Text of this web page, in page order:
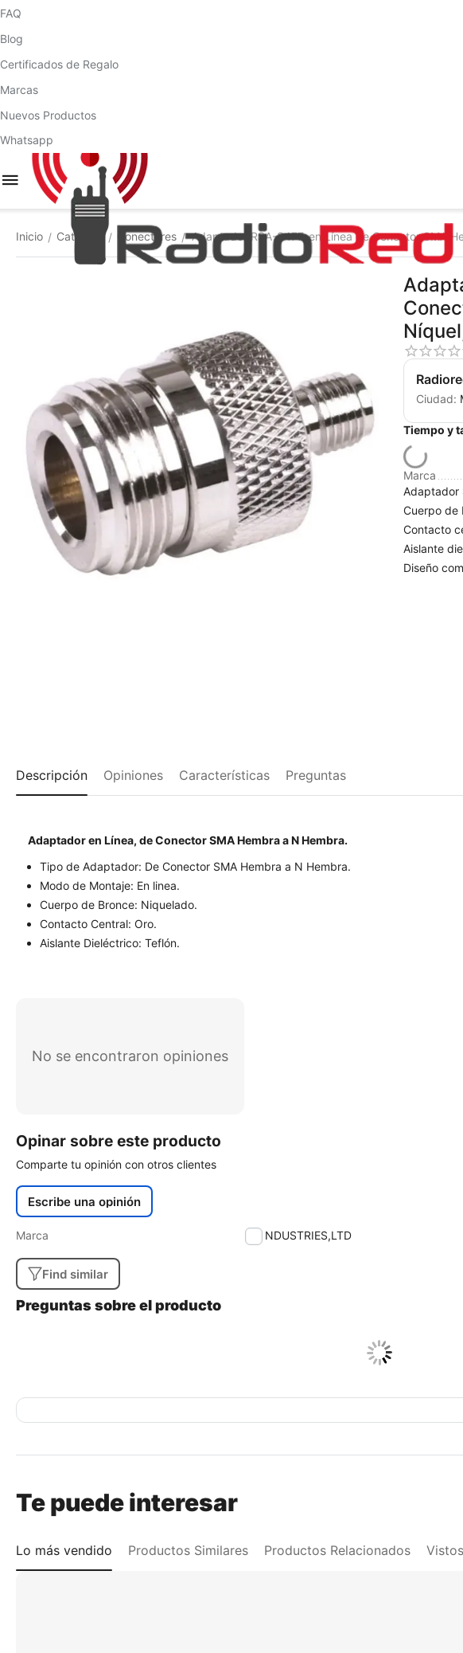
FAQ
Blog
Certificados de Regalo
Marcas
Nuevos Productos
Whatsapp
Inicio / Catálogo / Conectores / Adaptador RSA-3477, en Línea de Conector SMA
Ciudad:
Tiempo y
Marca
Adaptador
Cuerpo de
Contacto
Aislante
Diseño
Descripción Opiniones Características Preguntas
Adaptador en Línea, de Conector SMA Hembra a N Hembra.
Tipo de Adaptador: De Conector SMA Hembra a N Hembra.
Modo de Montaje: En linea.
Cuerpo de Bronce: Niquelado.
Contacto Central: Oro.
Aislante Dieléctrico: Teflón.
No se encontraron opiniones
Opinar sobre este producto
Comparte tu opinión con otros clientes
Escribe una opinión
Marca RF INDUSTRIES,LTD
Find similar
Preguntas sobre el producto
Te puede interesar
Lo más vendido Productos Similares Productos Relacionados